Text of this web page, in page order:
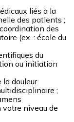
liés à la
des patients ;
des
(ex. : école du
du
ou initiation
la douleur
;
votre niveau de